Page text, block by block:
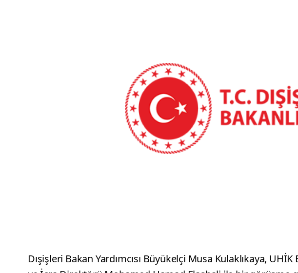
Dışişleri Bakan Yardımcısı Büyükelçi Musa Kulaklıkaya,